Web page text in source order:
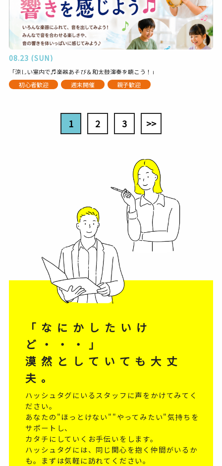
08.23 (SUN)
「涼しい室内で♬楽器あそび＆和太鼓演奏を聴こう！」
初心者歓迎
週末開催 親子歓迎
1 2 3 >>
「なにかしたいけ
ど・・・」
漠然としていても大丈
夫。
ハッシュタグにいるスタッフに声をかけてみてく
ださい。
あなたの"ほっとけない""やってみたい"気持ちを
サポートし、
カタチにしていくお手伝いをします。
ハッシュタグには、同じ関心を抱く仲間がいるか
も。まずは気軽に訪れてください。